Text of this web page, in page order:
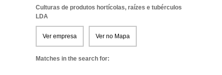
Culturas de produtos hortícolas, raízes e tubérculos
LDA
Ver empresa Ver no Mapa
Matches in the search for: